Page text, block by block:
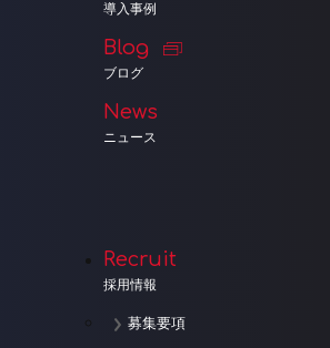
導入事例
Blog
ブログ
News
ニュース
Recruit
採用情報
募集要項